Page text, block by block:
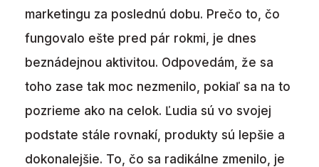
marketingu za poslednú dobu. Prečo to, čo
fungovalo ešte pred pár rokmi, je dnes
beznádejnou aktivitou. Odpovedám, že sa
toho zase tak moc nezmenilo, pokiaľ sa na to
pozrieme ako na celok. Ľudia sú vo svojej
podstate stále rovnakí, produkty sú lepšie a
dokonalejšie. To, čo sa radikálne zmenilo, je